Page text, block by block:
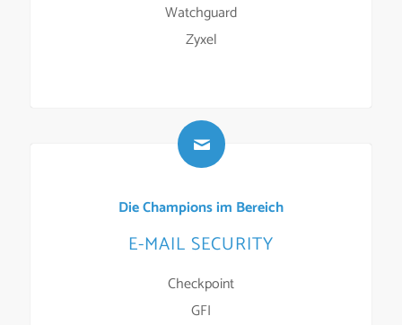
Watchguard
Zyxel
Die Champions im Bereich
E-MAIL SECURITY
Checkpoint
GFI